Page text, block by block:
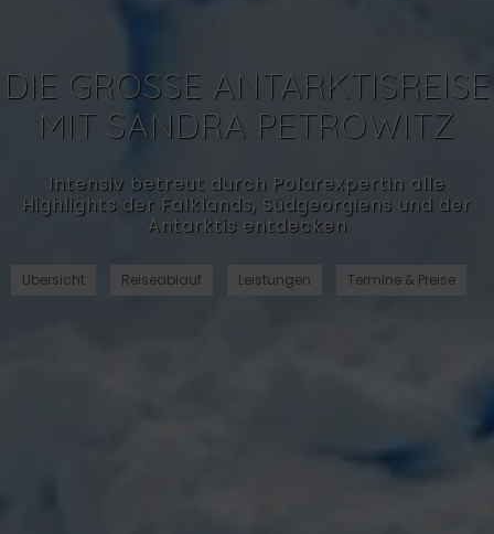
DIE GROSSE ANTARKTISREISE M
IT SANDRA PETROWITZ
Intensiv betreut durch Polarexpertin alle
Highlights der Falklands, Südgeorgiens und der
Antarktis entdecken
Übersicht Reiseablauf Leistungen Termine & Preise